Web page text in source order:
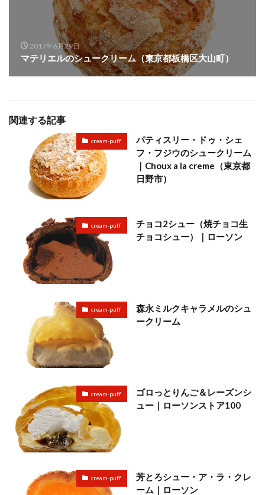
2017年6月29日
マテリエルのシュークリーム（東京都板橋区大山町）
関連する記事
cream-puff
パティスリー・ドゥ・シェ
フ・フジウのシュークリーム
｜Choux a la creme（東京都
日野市）
cream-puff
チョコ2シュー（焼チョコ生
チョコシュー）｜ローソン
cream-puff
森永ミルクキャラメルのシュ
ークリーム
cream-puff
ゴロっとりんご＆レーズンシ
ュー｜ローソンストア100
cream-puff
芳とろシュー・ア・ラ・クレ
ーム｜ローソン